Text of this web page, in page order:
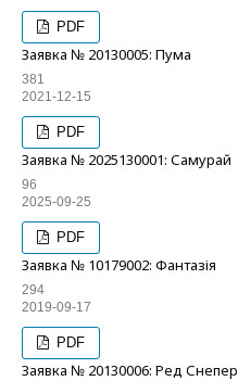
PDF
Заявка № 20130005: Пума
381
2021-12-15
PDF
Заявка № 2025130001: Самурай
96
2025-09-25
PDF
Заявка № 10179002: Фантазія
294
2019-09-17
PDF
Заявка № 20130006: Ред Снепер